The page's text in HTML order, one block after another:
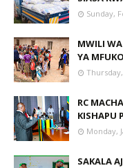
Sunday,
MWILI
YA
RC
KISHAPU
Monday,
SAKALA